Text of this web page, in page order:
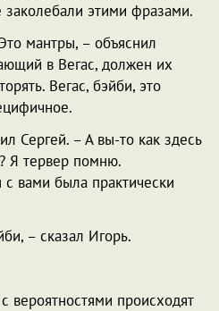
этими фразами.
мантры, – объяснил
в Вегас, должен их
Вегас, бэйби, это
Сергей. – А вы-то как здесь
Я тервер помню.
с вами была практически
– сказал Игорь.
вероятностями происходят